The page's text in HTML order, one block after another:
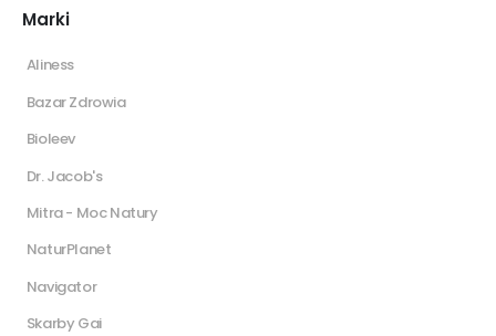
Marki
Aliness
Bazar Zdrowia
Bioleev
Dr. Jacob's
Mitra - Moc Natury
NaturPlanet
Navigator
Skarby Gai